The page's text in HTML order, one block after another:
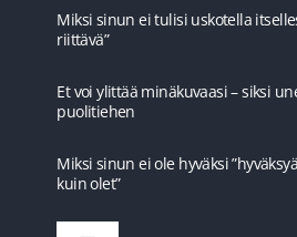
Miksi sinun ei tulisi uskotella
riittävä”
Et voi ylittää minäkuvaasi – siksi
puolitiehen
Miksi sinun ei ole hyväksi
kuin olet”